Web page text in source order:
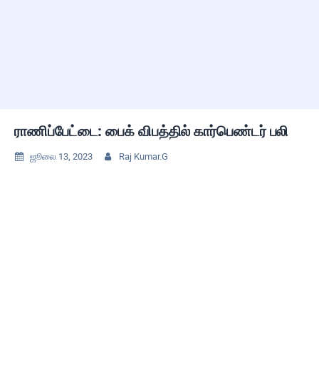
ராணிப்பேட்டை: பைக் விபத்தில் கார்பெண்டர் பலி
 ஜூலை 13, 2023  Raj Kumar.G